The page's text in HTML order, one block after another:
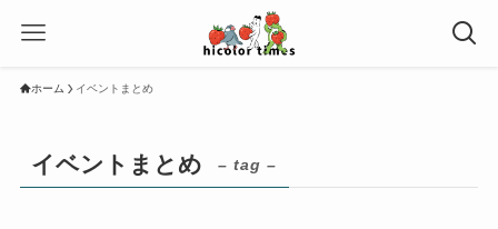
ホーム イベントまとめ
イベントまとめ – tag –